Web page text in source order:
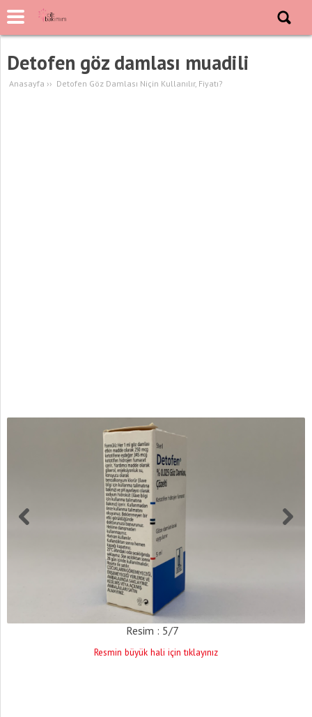
Detofen göz damlası muadili
Anasayfa ›› Detofen Göz Damlası Niçin Kullanılır, Fiyatı?
Resim : 5/7
Resmin büyük hali için tıklayınız